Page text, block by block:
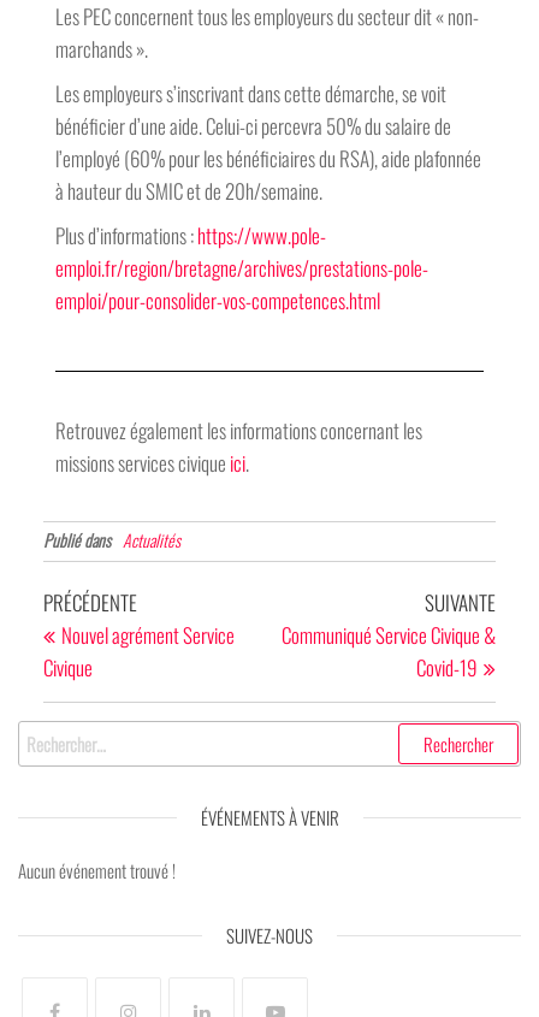
Les PEC concernent tous les employeurs du secteur dit « non-
marchands ».
Les employeurs s’inscrivant dans cette démarche, se voit
bénéficier d’une aide. Celui-ci percevra 50% du salaire de
l’employé (60% pour les bénéficiaires du RSA), aide plafonnée
à hauteur du SMIC et de 20h/semaine.
Plus d’informations :https://www.pole-
emploi.fr/region/bretagne/archives/prestations-pole-
emploi/pour-consolider-vos-competences.html
Retrouvez également les informations concernant les
missions services civique ici.
Publié dans Actualités
PRÉCÉDENTE
Nouvel agrément Service
Civique
SUIVANTE
Communiqué Service Civique &
Covid-19
ÉVÉNEMENTS À VENIR
Aucun événement trouvé !
SUIVEZ-NOUS